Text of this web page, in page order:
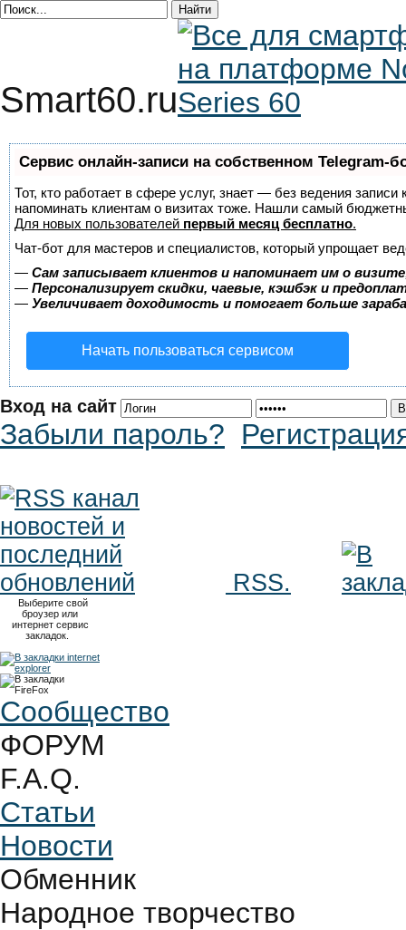
Smart60.ru
Сервис онлайн-записи на собственном Telegram-
Тот, кто работает в сфере услуг, знает — без ведения
напоминать клиентам о визитах тоже. Нашли самый
Для новых пользователей первый месяц бесплатно.
Чат-бот для мастеров и специалистов, который упрощает
— Сам записывает клиентов и напоминает им о
— Персонализирует скидки, чаевые, кэшбэк и
— Увеличивает доходимость и помогает больше
Начать пользоваться сервисом
Вход на сайт
Забыли пароль?
RSS.
Выберите свой
броузер или
интернет сервис
закладок.
Сообщество
ФОРУМ
F.A.Q.
Статьи
Новости
Обменник
Народное творчество